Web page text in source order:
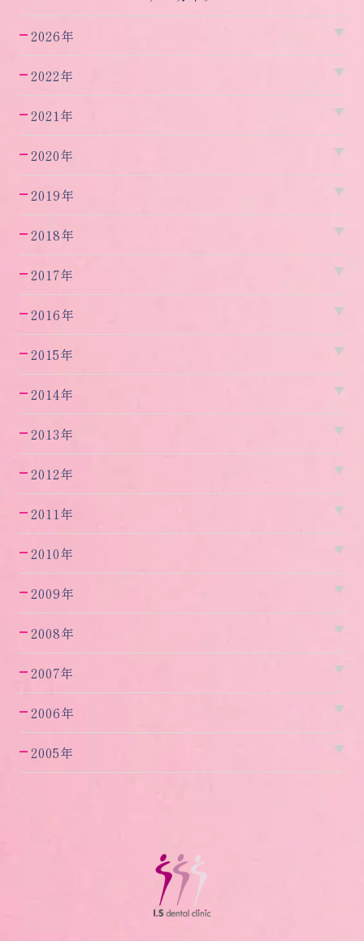
2026年
2022年
2021年
2020年
2019年
2018年
2017年
2016年
2015年
2014年
2013年
2012年
2011年
2010年
2009年
2008年
2007年
2006年
2005年